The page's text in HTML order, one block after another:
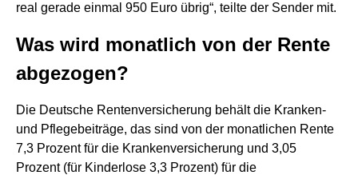
real gerade einmal 950 Euro übrig“, teilte der Sender mit.
Was wird monatlich von der Rente
abgezogen?
Die Deutsche Rentenversicherung behält die Kranken-
und Pflegebeiträge, das sind von der monatlichen Rente
7,3 Prozent für die Krankenversicherung und 3,05
Prozent (für Kinderlose 3,3 Prozent) für die